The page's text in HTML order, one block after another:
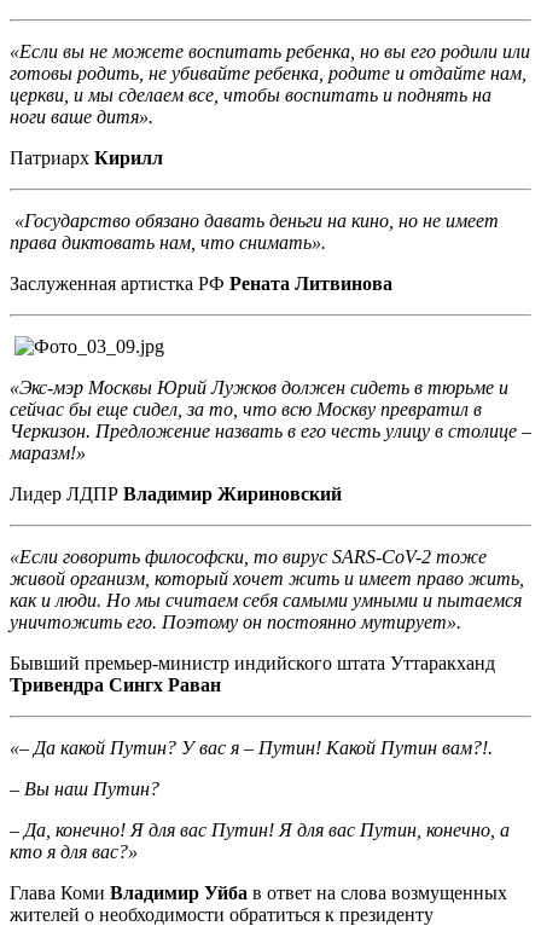
«Если вы не можете воспитать ребенка, но вы его родили или
готовы родить, не убивайте ребенка, родите и отдайте нам,
церкви, и мы сделаем все, чтобы воспитать и поднять на
ноги ваше дитя».
Патриарх Кирилл
«Государство обязано давать деньги на кино, но не имеет
права диктовать нам, что снимать».
Заслуженная артистка РФ Рената Литвинова
«Экс-мэр Москвы Юрий Лужков должен сидеть в тюрьме и
сейчас бы еще сидел, за то, что всю Москву превратил в
Черкизон. Предложение назвать в его честь улицу в столице –
маразм!»
Лидер ЛДПР Владимир Жириновский
«Если говорить философски, то вирус SARS-CoV-2 тоже
живой организм, который хочет жить и имеет право жить,
как и люди. Но мы считаем себя самыми умными и пытаемся
уничтожить его. Поэтому он постоянно мутирует».
Бывший премьер-министр индийского штата Уттаракханд
Тривендра Сингх Раван
«– Да какой Путин? У вас я – Путин! Какой Путин вам?!.
– Вы наш Путин?
– Да, конечно! Я для вас Путин! Я для вас Путин, конечно, а
кто я для вас?»
Глава Коми Владимир Уйба в ответ на слова возмущенных
жителей о необходимости обратиться к президенту